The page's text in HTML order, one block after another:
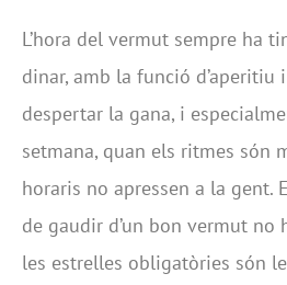
L’hora del vermut sempre ha
dinar, amb la funció d’aperitiu
despertar la gana, i
setmana, quan els ritmes són
horaris no apressen a la gent.
de gaudir d’un bon vermut no
les estrelles obligatòries són